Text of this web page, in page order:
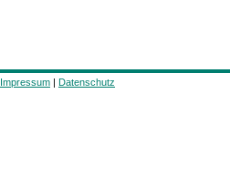
Impressum | Datenschutz